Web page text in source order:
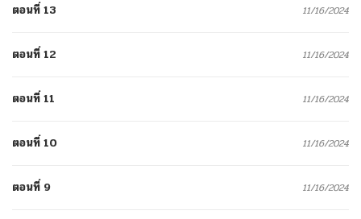
ตอนที่ 13 11/16/2024
ตอนที่ 12 11/16/2024
ตอนที่ 11 11/16/2024
ตอนที่ 10 11/16/2024
ตอนที่ 9 11/16/2024